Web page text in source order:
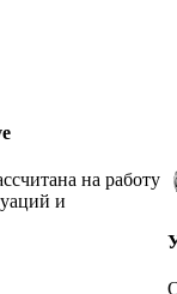
на работу
и